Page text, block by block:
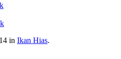
in Ikan Hias.